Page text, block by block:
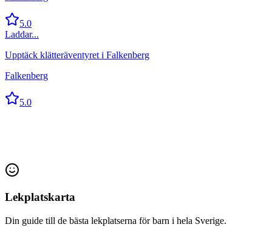
5.0
Laddar...
Upptäck klätteräventyret i Falkenberg
Falkenberg
5.0
Lekplatskarta
Din guide till de bästa lekplatserna för barn i hela Sverige.